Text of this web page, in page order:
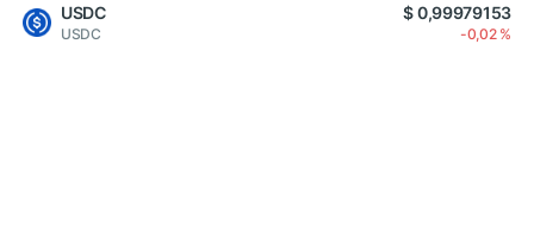
USDC
USDC
$ 0,99979153
-0,02 %